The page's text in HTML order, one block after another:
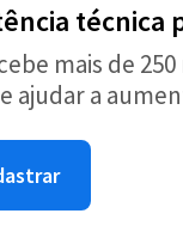
técnica
mais de
ajudar a